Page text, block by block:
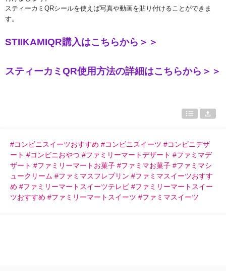
スティ ーカミ QRシールを使えば写真や動画を貼り付けることができま
す。
STIIKAMIQR購入はこちらから＞＞
スティーカミ QR使用方法の詳細はこちらから＞＞
#コンビニスイーツおすすめ #コンビニスイーツ #コンビニデザ
ート #コンビニおやつ #ファミリーマートデザート #ファミマデ
ザート #ファミリーマートお菓子 #ファミマお菓子 #ファミマシ
ュークリーム #ファミマスフレプリン #ファミマスイーツおすす
め #ファミリーマートスイーツテレビ #ファミリーマートスイー
ツおすすめ #ファミリーマートスイーツ #ファミマスイーツ